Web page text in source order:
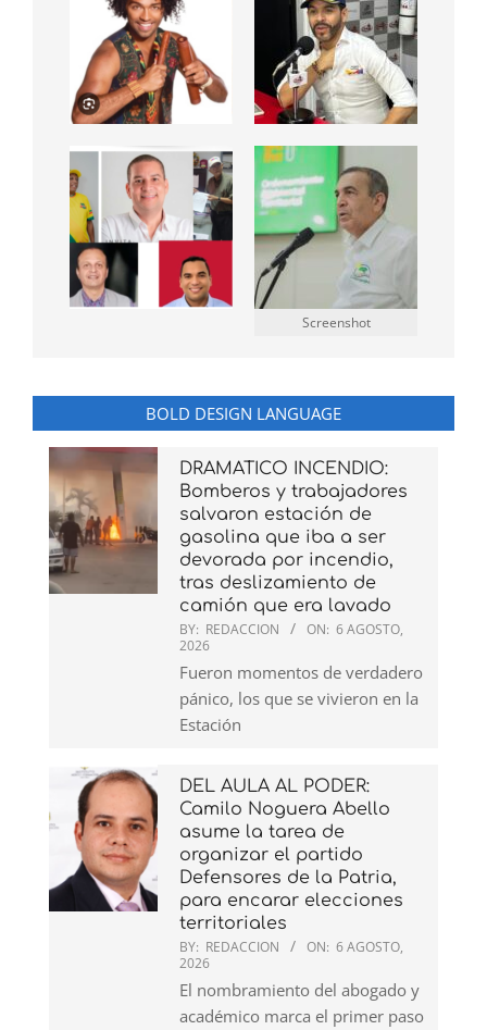
Screenshot
BOLD DESIGN LANGUAGE
DRAMATICO INCENDIO:
Bomberos y trabajadores
salvaron estación de
gasolina que iba a ser
devorada por incendio,
tras deslizamiento de
camión que era lavado
BY: REDACCION ON: 6 AGOSTO,
2026
Fueron momentos de verdadero
pánico, los que se vivieron en la
Estación
DEL AULA AL PODER:
Camilo Noguera Abello
asume la tarea de
organizar el partido
Defensores de la Patria,
para encarar elecciones
territoriales
BY: REDACCION ON: 6 AGOSTO,
2026
El nombramiento del abogado y
académico marca el primer paso